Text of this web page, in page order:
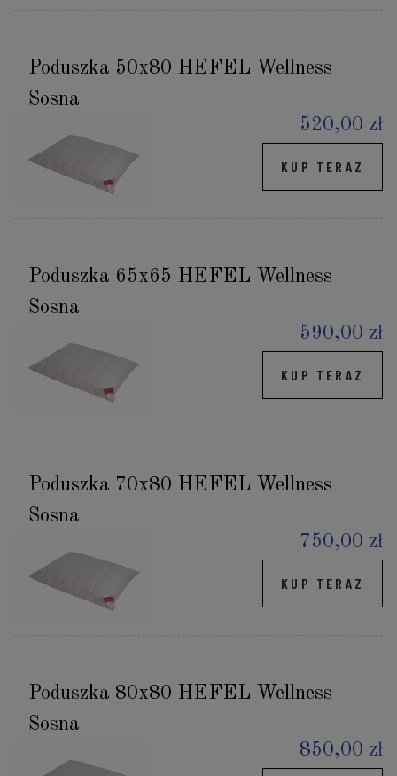
Poduszka 50x80 HEFEL Wellness
Sosna
520,00 zł
KUP TERAZ
Poduszka 65x65 HEFEL Wellness
Sosna
590,00 zł
KUP TERAZ
Poduszka 70x80 HEFEL Wellness
Sosna
750,00 zł
KUP TERAZ
Poduszka 80x80 HEFEL Wellness
Sosna
850,00 zł